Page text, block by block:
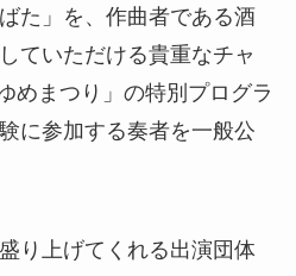
た」を、作曲者である酒
ていただける貴重なチャ
めまつり」の特別プログラ
に参加する奏者を一般公
り上げてくれる出演団体